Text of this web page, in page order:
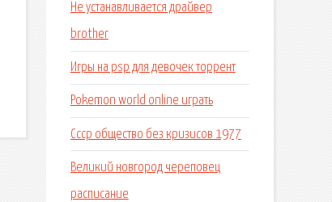
Не устанавливается драйвер
brother
Игры на psp для девочек торрент
Pokemon world online играть
Ссср общество без кризисов 1977
Великий новгород череповец
расписание